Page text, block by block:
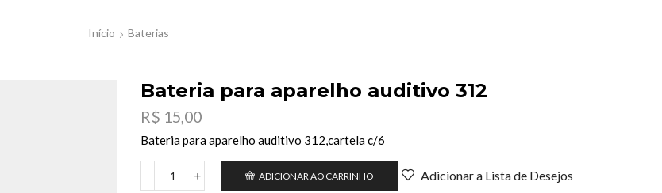
Início Baterias
Bateria para aparelho auditivo 312
R$ 15,00
Bateria para aparelho auditivo 312,cartela c/6
Bateria
ADICIONAR AO CARRINHO Adicionar a Lista de Desejos